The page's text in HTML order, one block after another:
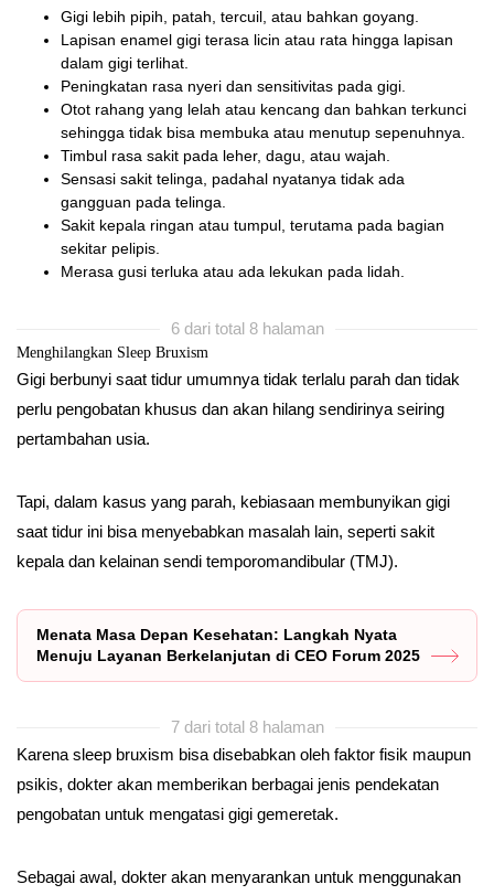
Gigi lebih pipih, patah, tercuil, atau bahkan goyang.
Lapisan enamel gigi terasa licin atau rata hingga lapisan
dalam gigi terlihat.
Peningkatan rasa nyeri dan sensitivitas pada gigi.
Otot rahang yang lelah atau kencang dan bahkan terkunci
sehingga tidak bisa membuka atau menutup sepenuhnya.
Timbul rasa sakit pada leher, dagu, atau wajah.
Sensasi sakit telinga, padahal nyatanya tidak ada
gangguan pada telinga.
Sakit kepala ringan atau tumpul, terutama pada bagian
sekitar pelipis.
Merasa gusi terluka atau ada lekukan pada lidah.
6 dari total 8 halaman
Menghilangkan Sleep Bruxism
Gigi berbunyi saat tidur umumnya tidak terlalu parah dan tidak
perlu pengobatan khusus dan akan hilang sendirinya seiring
pertambahan usia.
Tapi, dalam kasus yang parah, kebiasaan membunyikan gigi
saat tidur ini bisa menyebabkan masalah lain, seperti sakit
kepala dan kelainan sendi temporomandibular (TMJ).
Menata Masa Depan Kesehatan: Langkah Nyata
Menuju Layanan Berkelanjutan di CEO Forum 2025
7 dari total 8 halaman
Karena sleep bruxism bisa disebabkan oleh faktor fisik maupun
psikis, dokter akan memberikan berbagai jenis pendekatan
pengobatan untuk mengatasi gigi gemeretak.
Sebagai awal, dokter akan menyarankan untuk menggunakan